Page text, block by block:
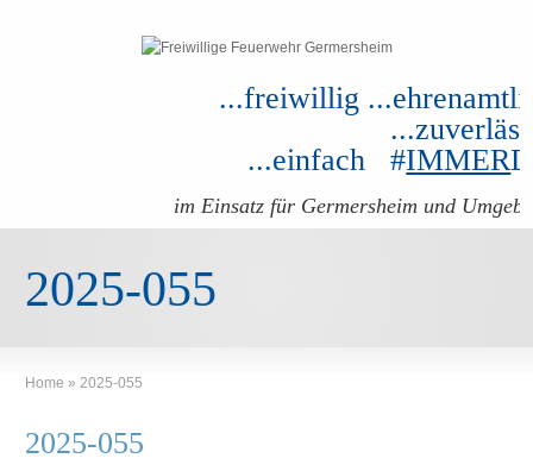
...freiwillig
...einfach #IMMER
im Einsatz für Germersheim und
2025-055
Home » 2025-055
2025-055